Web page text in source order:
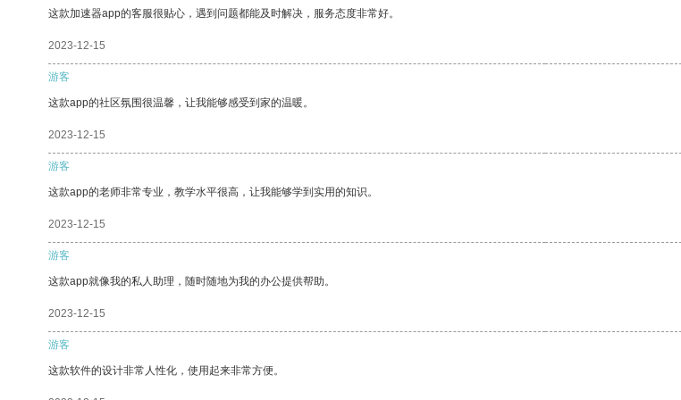
这款加速器app的客服很贴心，遇到问题都能及时解决，服务态度非常好。
2023-12-15
游客
这款app的社区氛围很温馨，让我能够感受到家的温暖。
2023-12-15
游客
这款app的老师非常专业，教学水平很高，让我能够学到实用的知识。
2023-12-15
游客
这款app就像我的私人助理，随时随地为我的办公提供帮助。
2023-12-15
游客
这款软件的设计非常人性化，使用起来非常方便。